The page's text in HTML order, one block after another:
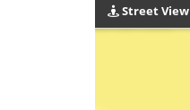
Street View